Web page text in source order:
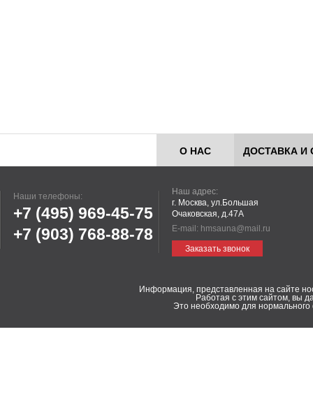
О НАС ДОСТАВКА И
Наши телефоны:
+7 (495) 969-45-75
+7 (903) 768-88-78
Наш адрес:
г. Москва, ул.Большая
Очаковская, д.47А
E-mail: hmsauna@mail.ru
Заказать звонок
Информация, представленная на сайте
Работая с этим сайтом, вы
Это необходимо для